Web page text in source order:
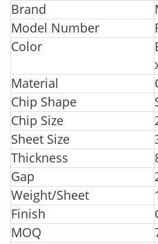
Brand
Model Number
Color
Material
Chip Shape
Chip Size
Sheet Size
Thickness
Gap
Weight/Sheet
Finish
MOQ